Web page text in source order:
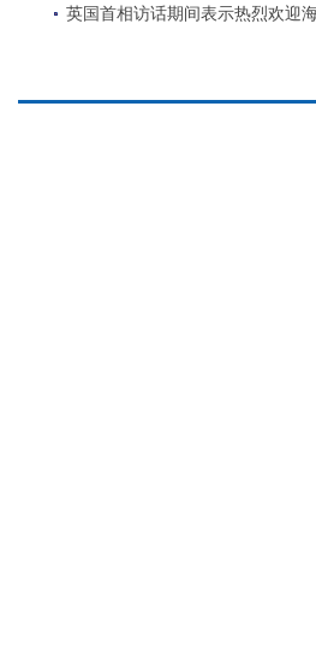
英国首相访话期间表示热烈欢迎